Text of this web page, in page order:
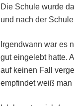
Die Schule wurde
und nach der
Irgendwann war es
gut eingelebt hatte.
auf keinen Fall
empfindet weiß